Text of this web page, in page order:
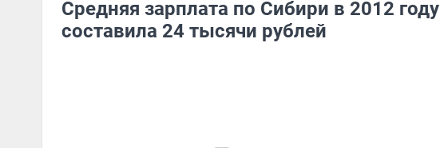
Средняя зарплата по Сибири в 2012 году
составила 24 тысячи рублей